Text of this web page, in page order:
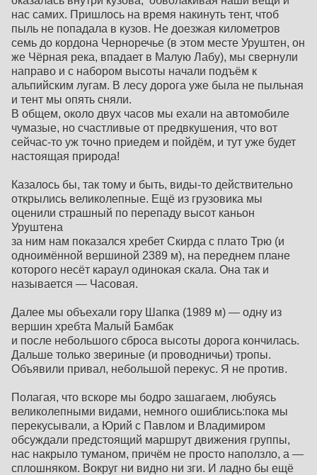
нас самих. Пришлось на время накинуть тент, чтоб
пыль не попадала в кузов. Не доезжая километров
семь до кордона Черноречье (в этом месте Уруштен, он
же Чёрная река, впадает в Малую Лабу), мы свернули
направо и с набором высоты начали подъём к
альпийским лугам. В лесу дорога уже была не пыльная
и тент мы опять сняли.
В общем, около двух часов мы ехали на автомобиле
чумазые, но счастливые от предвкушения, что вот
сейчас-то уж точно приедем и пойдём, и тут уже будет
настоящая природа!
Казалось бы, так тому и быть, виды-то действительно
открылись великолепные. Ещё из грузовика мы
оценили страшный по перепаду высот каньон
Уруштена
за ним нам показался хребет Скирда с плато Трю (и
одноимённой вершиной 2389 м), на переднем плане
которого несёт караул одинокая скала. Она так и
называется — Часовая.
Далее мы объехали гору Шапка (1989 м) — одну из
вершин хребта Малый Бамбак
и после небольшого сброса высоты дорога кончилась.
Дальше только звериные (и проводничьи) тропы.
Объявили привал, небольшой перекус. Я не против.
Полагая, что вскоре мы бодро зашагаем, любуясь
великолепными видами, немного ошиблись:пока мы
перекусывали, а Юрий с Павлом и Владимиром
обсуждали предстоящий маршрут движения группы,
нас накрыло туманом, причём не просто наползло, а —
сплошняком. Вокруг ни видно ни зги. И ладно бы ещё